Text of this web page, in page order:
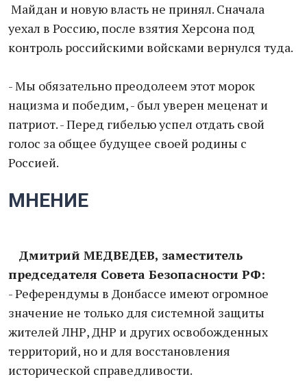
Майдан и новую власть не принял. Сначала
уехал в Россию, после взятия Херсона под
контроль российскими войсками вернулся туда.
- Мы обязательно преодолеем этот морок
нацизма и победим, - был уверен меценат и
патриот. - Перед гибелью успел отдать свой
голос за общее будущее своей родины с
Россией.
МНЕНИЕ
Дмитрий МЕДВЕДЕВ, заместитель
председателя Совета Безопасности РФ:
- Референдумы в Донбассе имеют огромное
значение не только для системной защиты
жителей ЛНР, ДНР и других освобожденных
территорий, но и для восстановления
исторической справедливости.